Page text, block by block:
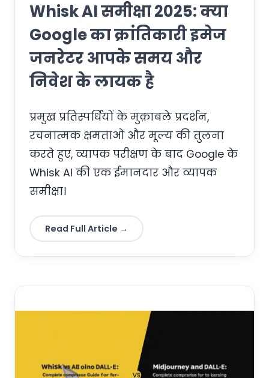
Whisk AI समीक्षा 2025: क्या
Google का क्रांतिकारी इमेज
जनरेटर आपके समय और
निवेश के लायक है
प्रमुख प्रतिस्पर्धियों के मुक़ाबले प्रदर्शन,
रचनात्मक क्षमताओं और मूल्य की तुलना
करते हुए, व्यापक परीक्षण के बाद Google के
Whisk AI की एक ईमानदार और व्यापक
समीक्षा।
Read Full Article →